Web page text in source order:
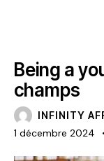
Being a
champs
INFINITY
1 décembre 2024